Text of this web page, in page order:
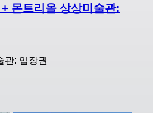
몬트리올 상상미술관:
관: 입장권